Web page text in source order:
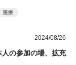
医療
2024/08/26
の参加の場、拡充